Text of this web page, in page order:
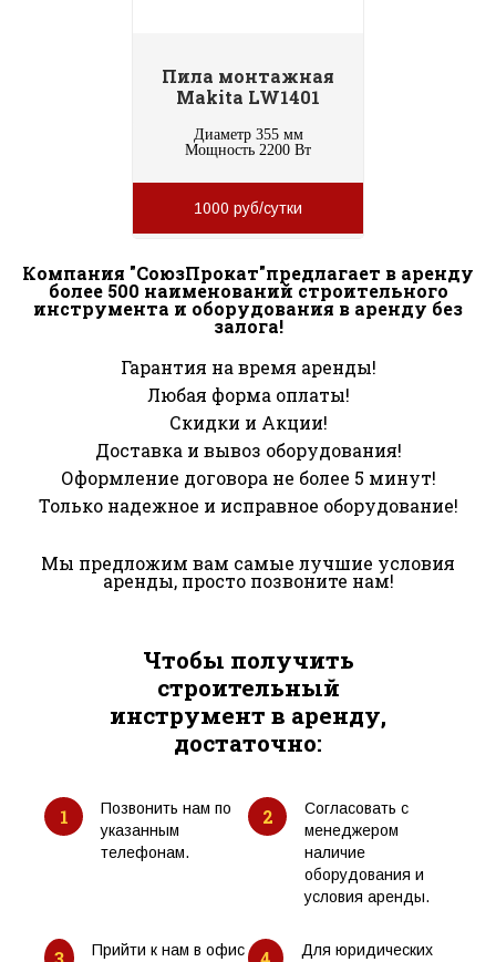
Пила монтажная
Makita LW1401
Диаметр 355 мм
Мощность 2200 Вт
1000 руб/сутки
Компания "СоюзПрокат"предлагает в аренду
более 500 наименований строительного
инструмента и оборудования в аренду без
залога!
Гарантия на время аренды!
Любая форма оплаты!
Скидки и Акции!
Доставка и вывоз оборудования!
Оформление договора не более 5 минут!
Только надежное и исправное оборудование!
Мы предложим вам самые лучшие условия
аренды, просто позвоните нам!
Чтобы получить
строительный
инструмент в аренду,
достаточно:
1
Позвонить нам по
указанным
телефонам.
2
Согласовать с
менеджером
наличие
оборудования и
условия аренды.
Прийти к нам в офис
Для юридических